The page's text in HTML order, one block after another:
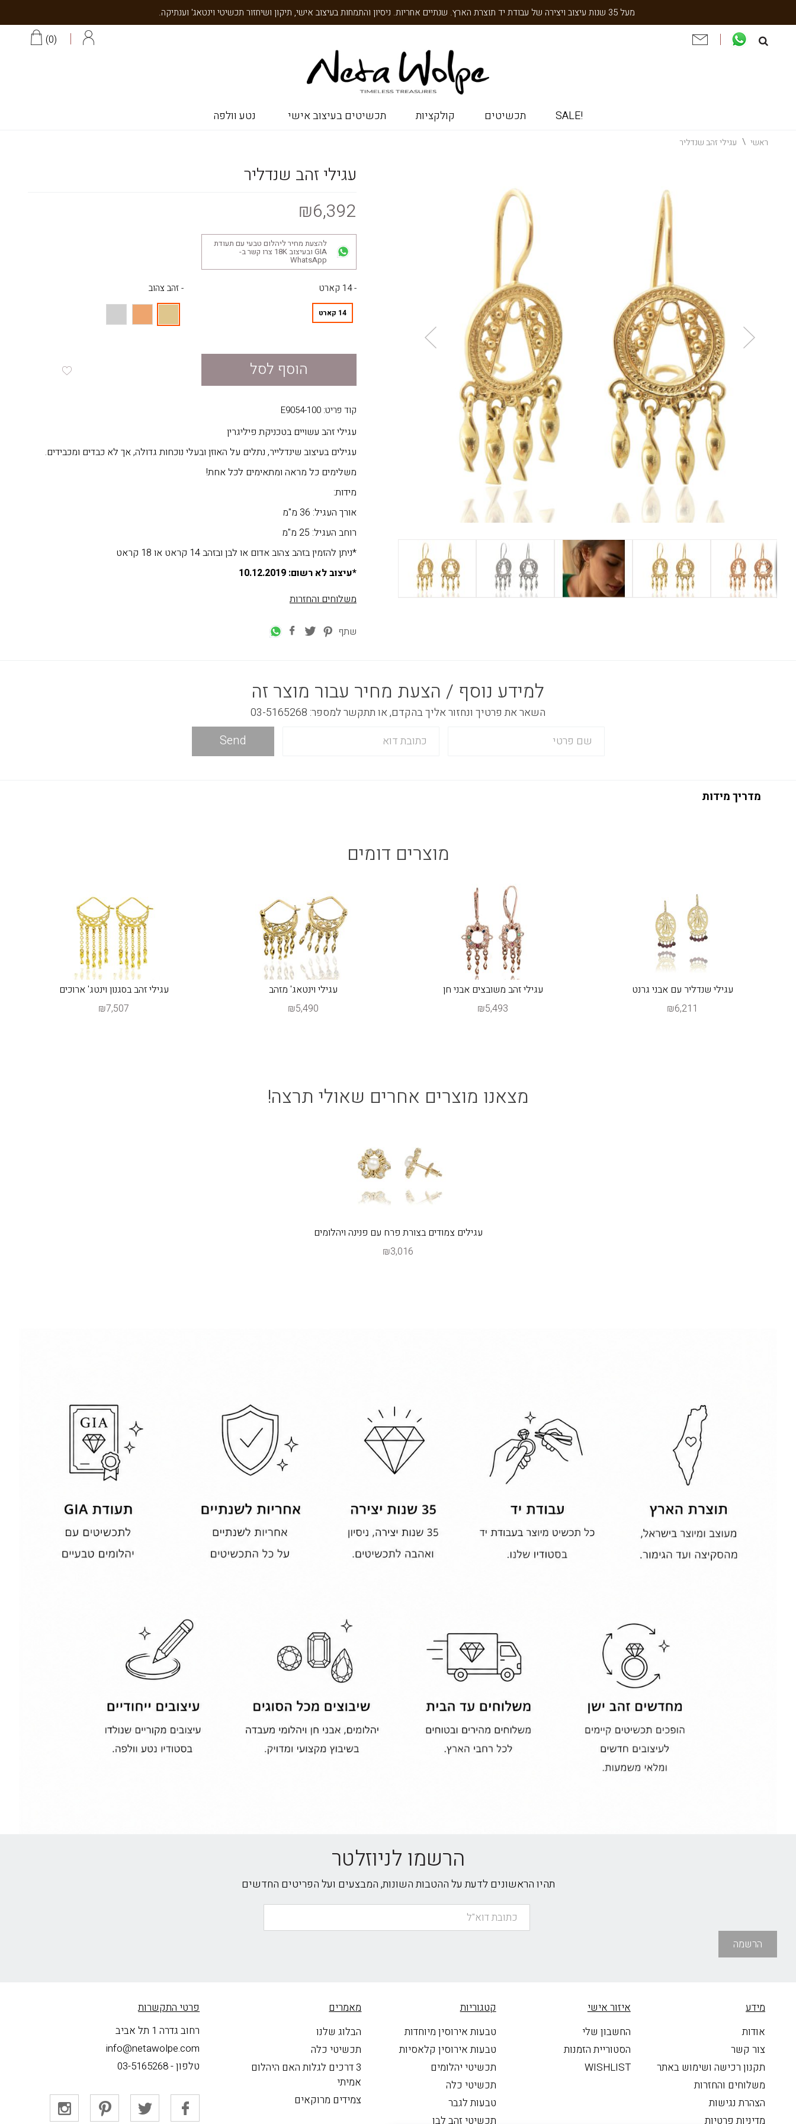
מעל 35 שנות עיצוב ויצירה של עבודת יד תוצרת הארץ. שנתיים אחריות. ניסיון והתמחות בעיצוב אישי, תיקון ושיחזור תכשיטי וינטאג' וענתיקה.
0
!SALE תכשיטים קולקציות תכשיטים בעיצוב אישי נטע וולפה
ראשי עגילי זהב שנדליר
עגילי זהב שנדליר
₪6,392
להצעת מחיר ליהלום טבעי עם תעודת
GIA ובעיצוב 18K צרו קשר ב-
WhatsApp
- 14 קארט
14 קארט
- זהב צהוב
הוסף לסל
קוד פריט: E9054-100
עגילי זהב עשויים בטכניקת פיליגרין
עגילים בעיצוב שינדלייר, נתלים על האוזן ובעלי נוכחות גדולה, אך לא כבדים ומכבידים.
משלימים כל מראה ומתאימים לכל אחת!
מידות:
אורך העגיל: 36 מ"מ
רוחב העגיל: 25 מ"מ
*ניתן להזמין בזהב צהוב אדום או לבן ובזהב 14 קראט או 18 קראט
*עיצוב לא רשום: 10.12.2019
משלוחים והחזרות
שתף
למידע נוסף / הצעת מחיר עבור מוצר זה
השאר את פרטיך ונחזור אליך בהקדם, או תתקשר למספר: 03-5165268
Send
מדריך מידות
מוצרים דומים
עגילי שנדליר עם אבני גרנט
₪6,211
עגילי זהב משובצים אבני חן
₪5,493
עגילי וינטאג' מזהב
₪5,490
עגילי זהב בסגנון וינטג' ארוכים
₪7,507
מצאנו מוצרים אחרים שאולי תרצה!
עגילים צמודים בצורת פרח עם פנינה ויהלומים
₪3,016
הרשמו לניוזלטר
תהיו הראשונים לדעת על ההטבות השונות, המבצעים ועל הפריטים החדשים
הרשמה
מידע
אודות
צור קשר
תקנון רכישה ושימוש באתר
משלוחים והחזרות
הצהרת נגישות
מדיניות פרטיות
איזור אישי
החשבון שלי
הסטוריית הזמנות
WISHLIST
קטגוריות
טבעות אירוסין מיוחדות
טבעות אירוסין קלאסיות
תכשיטי יהלומים
תכשיטי כלה
טבעות לגבר
תכשיטי זהב לבן
מאמרים
הבלוג שלנו
תכשיטי כלה
3 דרכים לגלות האם היהלום
אמיתי
צמידים מרוקאים
פרטי התקשרות
רחוב גדרה 1 תל אביב
info@netawolpe.com
טלפון -03-5165268